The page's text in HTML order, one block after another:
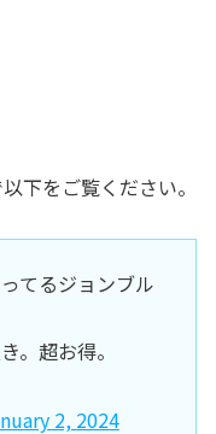
下をご覧ください。
てるジョンブル
。超お得。
2, 2024